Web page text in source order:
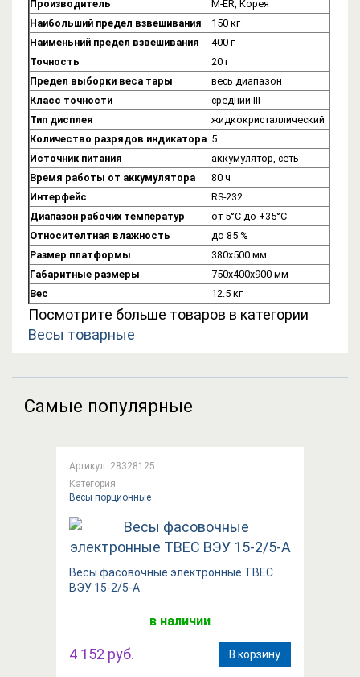
Производитель
M-ER, Корея
Наибольший предел взвешивания
150 кг
Наименьний предел взвешивания
400 г
Точность
20 г
Предел выборки веса тары
весь диапазон
Класс точности
средний III
Тип дисплея
жидкокристаллический
Количество разрядов индикатора 5
Источник питания
аккумулятор, сеть
Время работы от аккумулятора
80 ч
Интерфейс
RS-232
Диапазон рабочих температур
от 5°C до +35°C
Относителтная влажность
до 85 %
Размер платформы
380х500 мм
Габаритные размеры
750х400х900 мм
Вес
12.5 кг
Посмотрите больше товаров в категории
Весы товарные
Самые популярные
Артикул: 28328125
Категория:
Весы порционные
Весы фасовочные электронные ТВЕС
ВЭУ 15-2/5-А
в наличии
4 152 руб. В корзину